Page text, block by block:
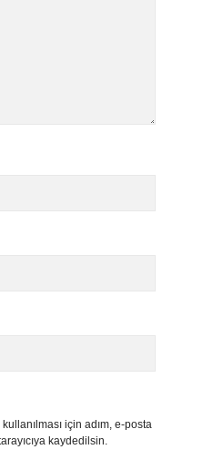
için adım, e-posta
kaydedilsin.